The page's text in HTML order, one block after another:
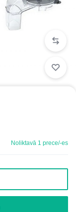
Noliktavā 1 prece/-es